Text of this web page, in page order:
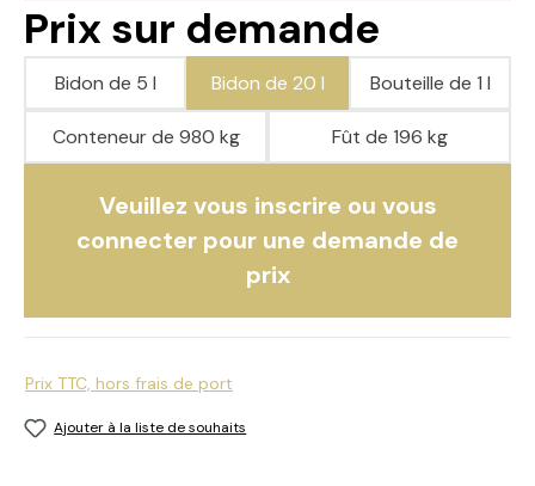
Prix sur demande
Bidon de 5 l Bidon de 20 l Bouteille de 1 l
Conteneur de 980 kg Fût de 196 kg
Veuillez vous inscrire ou vous
connecter pour une demande de
prix
Prix TTC, hors frais de port
Ajouter à la liste de souhaits